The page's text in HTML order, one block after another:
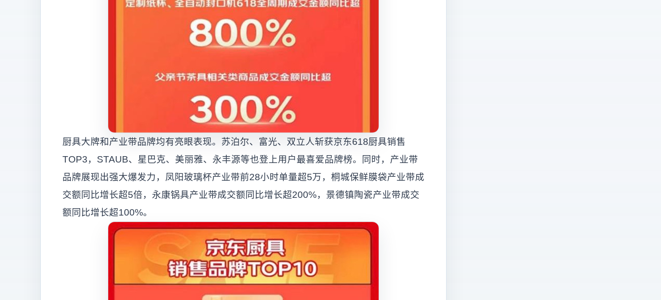
厨具大牌和产业带品牌均有亮眼表现。苏泊尔、富光、双立人斩获京东618厨具销售
TOP3，STAUB、星巴克、美丽雅、永丰源等也登上用户最喜爱品牌榜。同时，产业带
品牌展现出强大爆发力，凤阳玻璃杯产业带前28小时单量超5万，桐城保鲜膜袋产业带成
交额同比增长超5倍，永康锅具产业带成交额同比增长超200%，景德镇陶瓷产业带成交
额同比增长超100%。